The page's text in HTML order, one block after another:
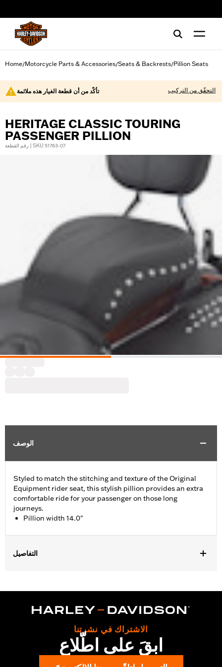
Home/Motorcycle Parts & Accessories/Seats & Backrests/Pillion Seats
تأكّد من أن قطعة الغيار هذه ملائمة التحقّق من التركيب
HERITAGE CLASSIC TOURING
PASSENGER PILLION
رقم القطعة | SKU 51763-07
الوصف
Styled to match the stitching and texture of the Original
Equipment rider seat, this stylish pillion provides an extra
comfortable ride for your passenger on those long
journeys.
Pillion width 14.0"
التفاصيل
Sold In Units:Each
Grab strap and all necessary mounting hardware
14.0
Pillion Width UOM:Inches
الاشتراك في نشرتنا
ابقَ على اطّلاع